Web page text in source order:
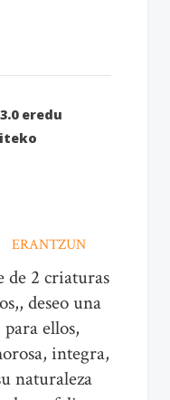
eredu
ERANTZUN
de 2 criaturas
deseo una
ellos,
integra,
naturaleza